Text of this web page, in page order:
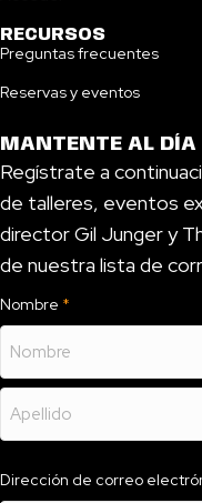
RECURSOS
Preguntas frecuentes
Reservas y eventos
MANTENTE AL DÍA
Regístrate a
de talleres, eventos
director Gil Junger y
de nuestra lista de
Nombre *
Nombre
Dirección de correo